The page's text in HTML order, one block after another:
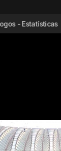
- Estatísticas